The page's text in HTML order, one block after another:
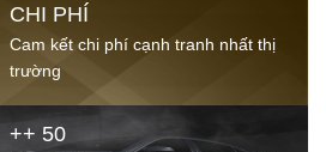
CHI PHÍ
Cam kết chi phí cạnh tranh nhất thị
trường
++ 50